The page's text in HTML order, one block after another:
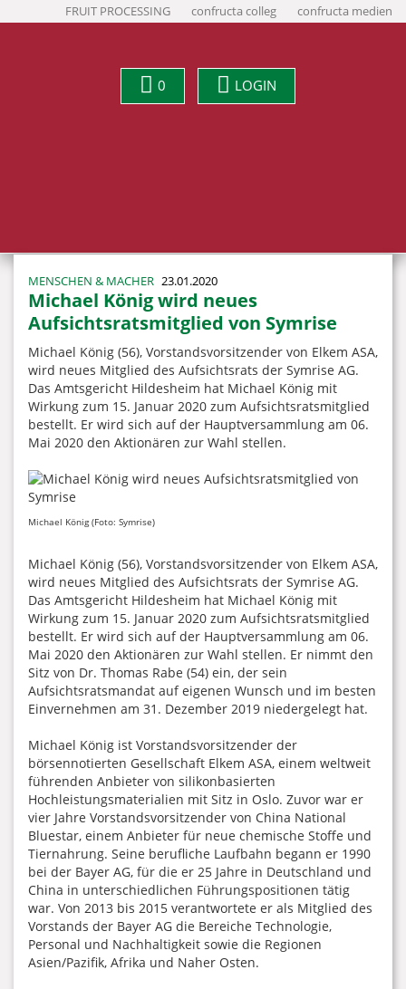
FRUIT PROCESSING confructa colleg confructa medien
0 LOGIN
MENSCHEN & MACHER 23.01.2020
Michael König wird neues
Aufsichtsratsmitglied von Symrise
Michael König (56), Vorstandsvorsitzender von Elkem ASA,
wird neues Mitglied des Aufsichtsrats der Symrise AG.
Das Amtsgericht Hildesheim hat Michael König mit
Wirkung zum 15. Januar 2020 zum Aufsichtsratsmitglied
bestellt. Er wird sich auf der Hauptversammlung am 06.
Mai 2020 den Aktionären zur Wahl stellen.
Michael König (Foto: Symrise)
Michael König (56), Vorstandsvorsitzender von Elkem ASA,
wird neues Mitglied des Aufsichtsrats der Symrise AG.
Das Amtsgericht Hildesheim hat Michael König mit
Wirkung zum 15. Januar 2020 zum Aufsichtsratsmitglied
bestellt. Er wird sich auf der Hauptversammlung am 06.
Mai 2020 den Aktionären zur Wahl stellen. Er nimmt den
Sitz von Dr. Thomas Rabe (54) ein, der sein
Aufsichtsratsmandat auf eigenen Wunsch und im besten
Einvernehmen am 31. Dezember 2019 niedergelegt hat.
Michael König ist Vorstandsvorsitzender der
börsennotierten Gesellschaft Elkem ASA, einem weltweit
führenden Anbieter von silikonbasierten
Hochleistungsmaterialien mit Sitz in Oslo. Zuvor war er
vier Jahre Vorstandsvorsitzender von China National
Bluestar, einem Anbieter für neue chemische Stoffe und
Tiernahrung. Seine berufliche Laufbahn begann er 1990
bei der Bayer AG, für die er 25 Jahre in Deutschland und
China in unterschiedlichen Führungspositionen tätig
war. Von 2013 bis 2015 verantwortete er als Mitglied des
Vorstands der Bayer AG die Bereiche Technologie,
Personal und Nachhaltigkeit sowie die Regionen
Asien/Pazifik, Afrika und Naher Osten.